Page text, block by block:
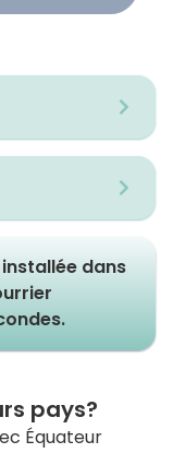
dans
pays?
Équateur